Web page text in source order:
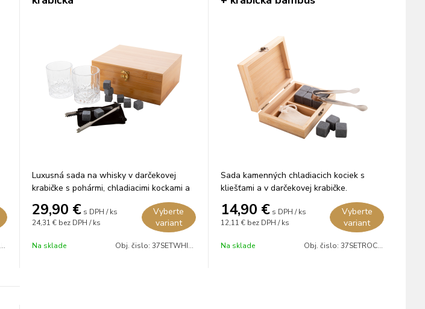
Luxusná sada na whisky v darčekovej
krabičke s pohármi, chladiacimi kockami a
29,90 € s DPH / ks
24,31 € bez DPH / ks
Vyberte
variant
Na sklade Obj. čislo:37SETWHIS04
Sada kamenných chladiacich kociek s
kliešťami a v darčekovej krabičke.
14,90 € s DPH / ks
12,11 € bez DPH / ks
Vyberte
variant
Na sklade Obj. čislo: 37SETROCKS01